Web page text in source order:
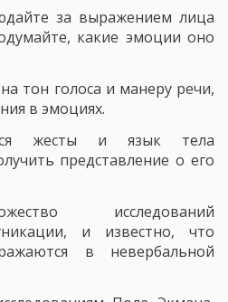
за выражением лица
какие эмоции оно
тон голоса и манеру речи,
в эмоциях.
жесты и язык тела
представление о его
исследований
и известно, что
в невербальной